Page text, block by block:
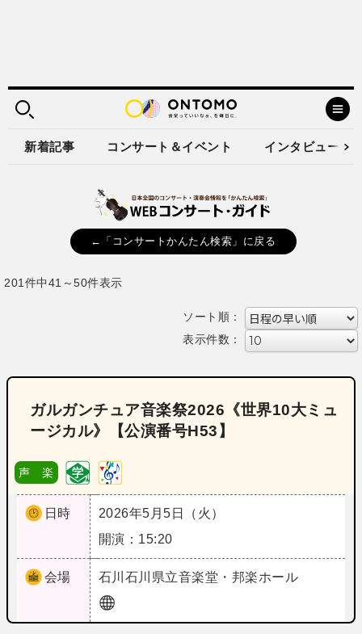
新着記事 コンサート＆イベント インタビュー
←「コンサートかんたん検索」に戻る
201件中41～50件表示
ソート順：
表示件数：
ガルガンチュア音楽祭2026《世界10大ミュ
ージカル》【公演番号H53】
声 楽
日時
2026年5月5日（火）
開演：15:20
会場 石川 石川県立音楽堂・邦楽ホール